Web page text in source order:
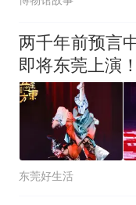
两千年前预言
即将东莞上演！
东莞好生活